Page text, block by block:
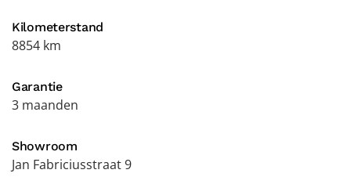
Kilometerstand
8854 km
Garantie
3 maanden
Showroom
Jan Fabriciusstraat 9